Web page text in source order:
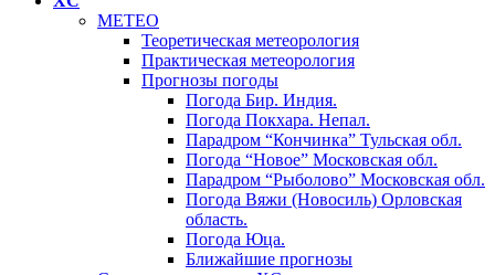
METEO
Теоретическая метеорология
Практическая метеорология
Прогнозы погоды
Погода Бир. Индия.
Погода Покхара. Непал.
Парадром “Кончинка” Тульская обл.
Погода “Новое” Московская обл.
Парадром “Рыболово” Московская обл.
Погода Вяжи (Новосиль) Орловская
область.
Погода Юца.
Ближайшие прогнозы